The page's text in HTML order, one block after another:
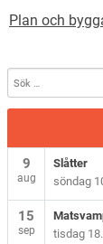
Plan och
9
aug
Slåtter
söndag
15
sep
tisdag